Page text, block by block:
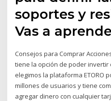
soportes y
Vas a
Consejos para Comprar
tiene la opción de poder invertir
elegimos la plataforma ETORO
millones de usuarios y tiene
agregar dinero con cualquier